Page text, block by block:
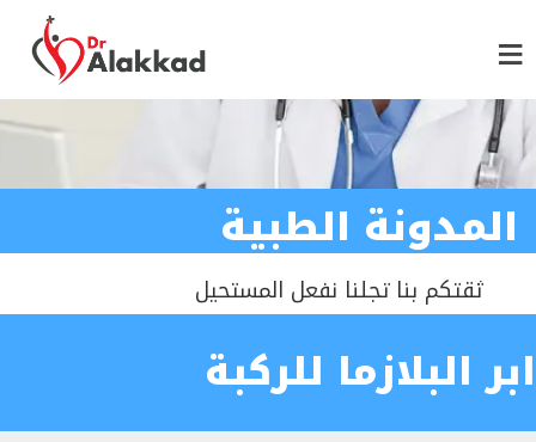
المدونة الطبية
ثقتكم بنا تجلنا نفعل المستحيل
ابر البلازما للركبة